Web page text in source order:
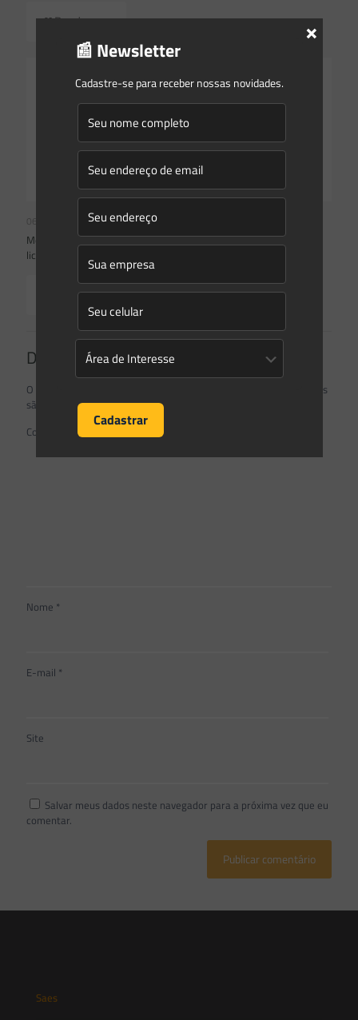
Read more
Mesmo com apoio do governo, relator fala em projeto de
licenciamento com ‘zero ideologia’
Read more
Deixe um comentário
O seu endereço de e-mail não será publicado.
Campos obrigatórios
são marcados com*
Comentário
Nome *
E-mail *
Site
Salvar meus dados neste navegador para a próxima vez que eu
comentar.
Saes
📰 Newsletter
Cadastre-se para receber nossas novidades.
×